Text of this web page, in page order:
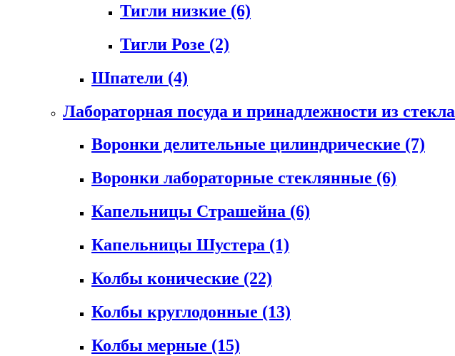
Тигли низкие (6)
Тигли Розе (2)
Шпатели (4)
Лабораторная посуда и принадлежности из стекла
Воронки делительные цилиндрические (7)
Воронки лабораторные стеклянные (6)
Капельницы Страшейна (6)
Капельницы Шустера (1)
Колбы конические (22)
Колбы круглодонные (13)
Колбы мерные (15)